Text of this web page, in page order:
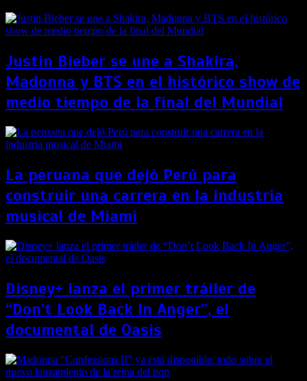
Justin Bieber se une a Shakira,
Madonna y BTS en el histórico show de
medio tiempo de la final del Mundial
La peruana que dejó Perú para
construir una carrera en la industria
musical de Miami
Disney+ lanza el primer tráiler de
“Don’t Look Back In Anger”, el
documental de Oasis